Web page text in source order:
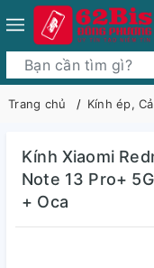
Trang chủ Kính ép,
Kính Xiaomi
Note 13 Pro+
+ Oca